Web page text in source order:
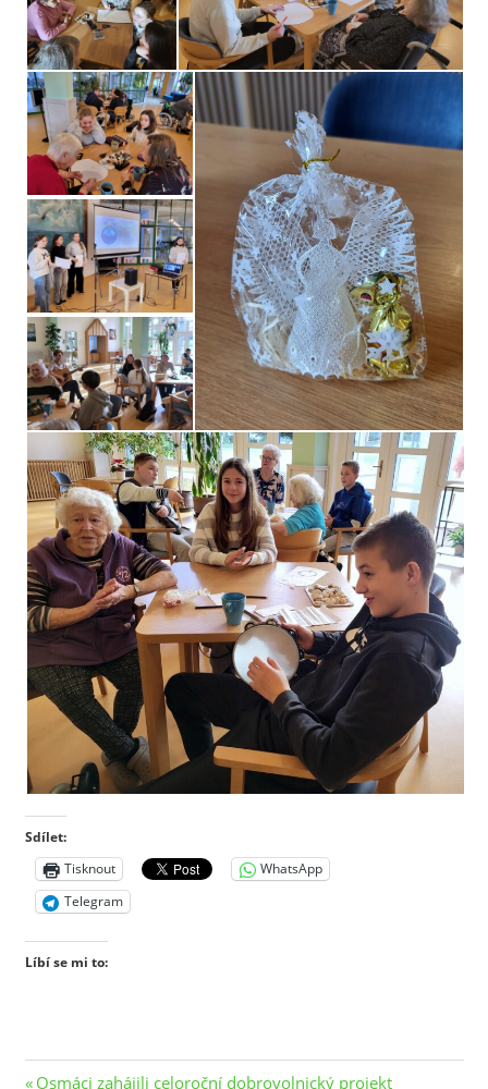
Sdílet:
Tisknout
WhatsApp
Telegram
Líbí se mi to:
Previous
Osmáci zahájili celoroční dobrovolnický projekt